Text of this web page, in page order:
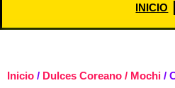
INICIO
Inicio / Dulces Coreano / Mochi /